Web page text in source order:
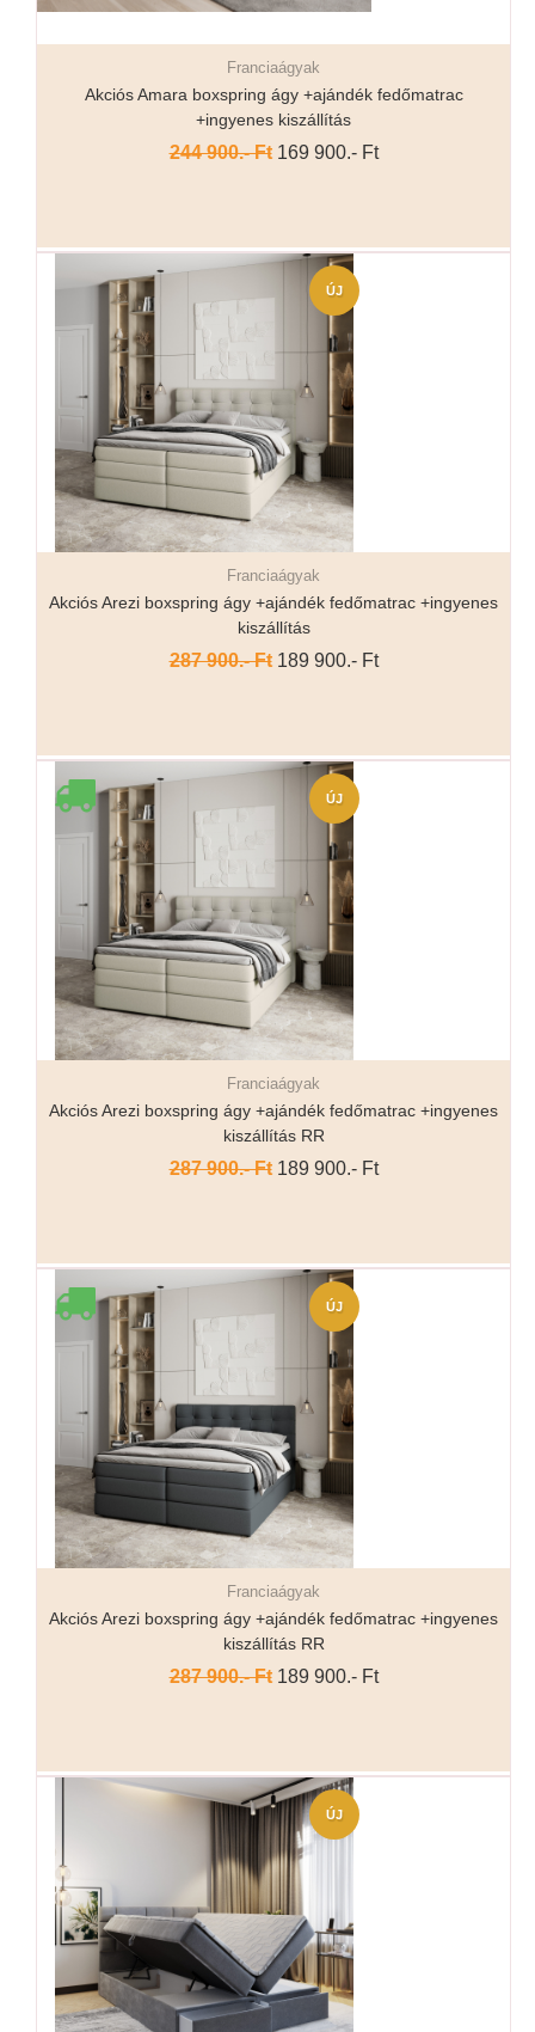
Részletek...Franciaágyak
Akciós Amara boxspring ágy +ajándék fedőmatrac
+ingyenes kiszállítás
244 900.- Ft169 900.- Ft
ÚJ
Részletek...Franciaágyak
Akciós Arezi boxspring ágy +ajándék fedőmatrac +ingyenes
kiszállítás
287 900.- Ft189 900.- Ft
ÚJ
Részletek...Franciaágyak
Akciós Arezi boxspring ágy +ajándék fedőmatrac +ingyenes
kiszállítás RR
287 900.- Ft189 900.- Ft
ÚJ
Részletek...Franciaágyak
Akciós Arezi boxspring ágy +ajándék fedőmatrac +ingyenes
kiszállítás RR
287 900.- Ft189 900.- Ft
ÚJ